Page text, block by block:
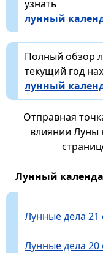
узнать
лунный
Полный обзор
текущий год
лунный
Отправная
влиянии Луны
Лунный
Лунные дела 21
Лунные дела 20